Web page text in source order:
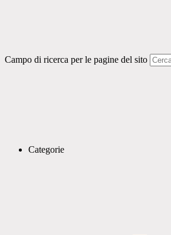
Campo di ricerca per le pagine del sito
Categorie